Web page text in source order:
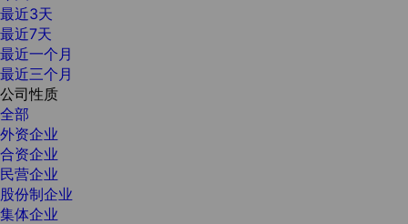
最近3天
最近7天
最近一个月
最近三个月
公司性质
全部
外资企业
合资企业
民营企业
股份制企业
集体企业